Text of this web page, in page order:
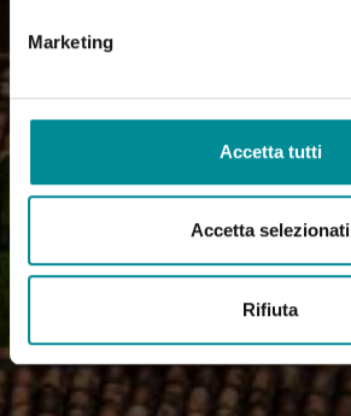
Marketing
Accetta tutti
Accetta selezionati
Rifiuta